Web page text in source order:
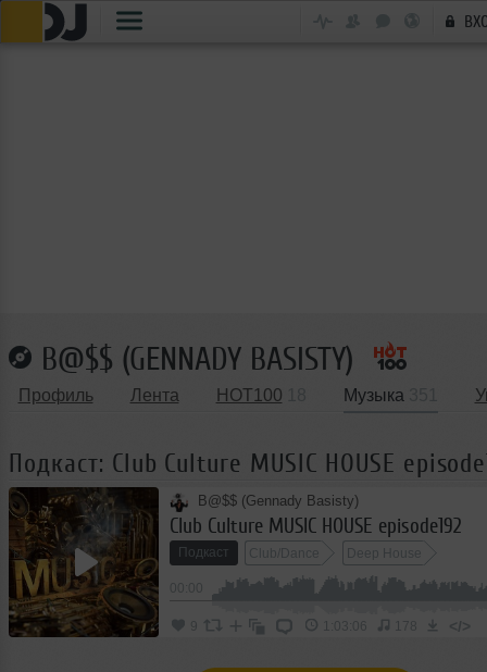
B@$$ (GENNADY BASISTY)
Профиль Лента HOT100 Музыка
Подкаст: Club Culture MUSIC HOUSE
B@$$ (Gennady Basisty)
Club Culture MUSIC HOUSE episode192
Подкаст Club/Dance Deep House
9 1:03:06 178 </>